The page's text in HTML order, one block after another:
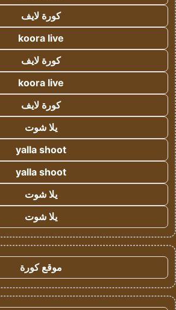
كورة لايف
koora live
كورة لايف
koora live
كورة لايف
يلا شوت
yalla shoot
yalla shoot
يلا شوت
يلا شوت
موقع كورة